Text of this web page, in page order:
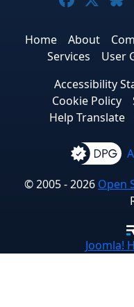
Home About
Services
User
Accessibility
Cookie Policy
Help Translate
© 2005 - 2026 Open
Joomla!